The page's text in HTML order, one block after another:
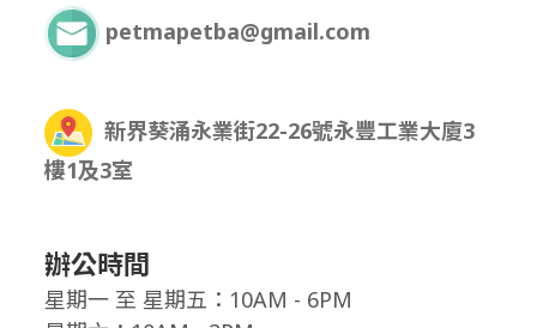
petmapetba@gmail.com
新界葵涌永業街22-26號永豐工業大廈3
樓1及3室
辦公時間
星期一 至 星期五：10AM - 6PM